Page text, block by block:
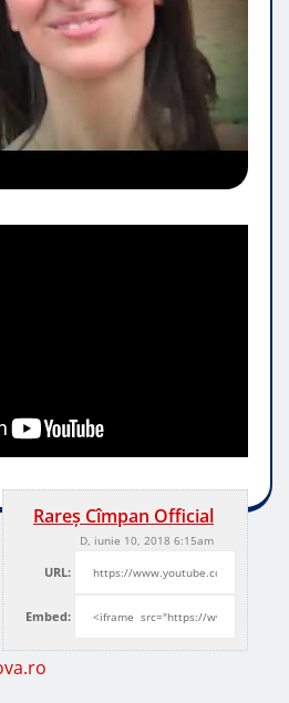
Rareș Cîmpan Official
D, iunie 10, 2018 6:15am
URL:
Embed: